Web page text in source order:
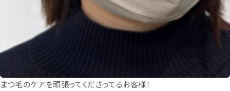
まつ毛のケアを頑張ってくださってるお客様！